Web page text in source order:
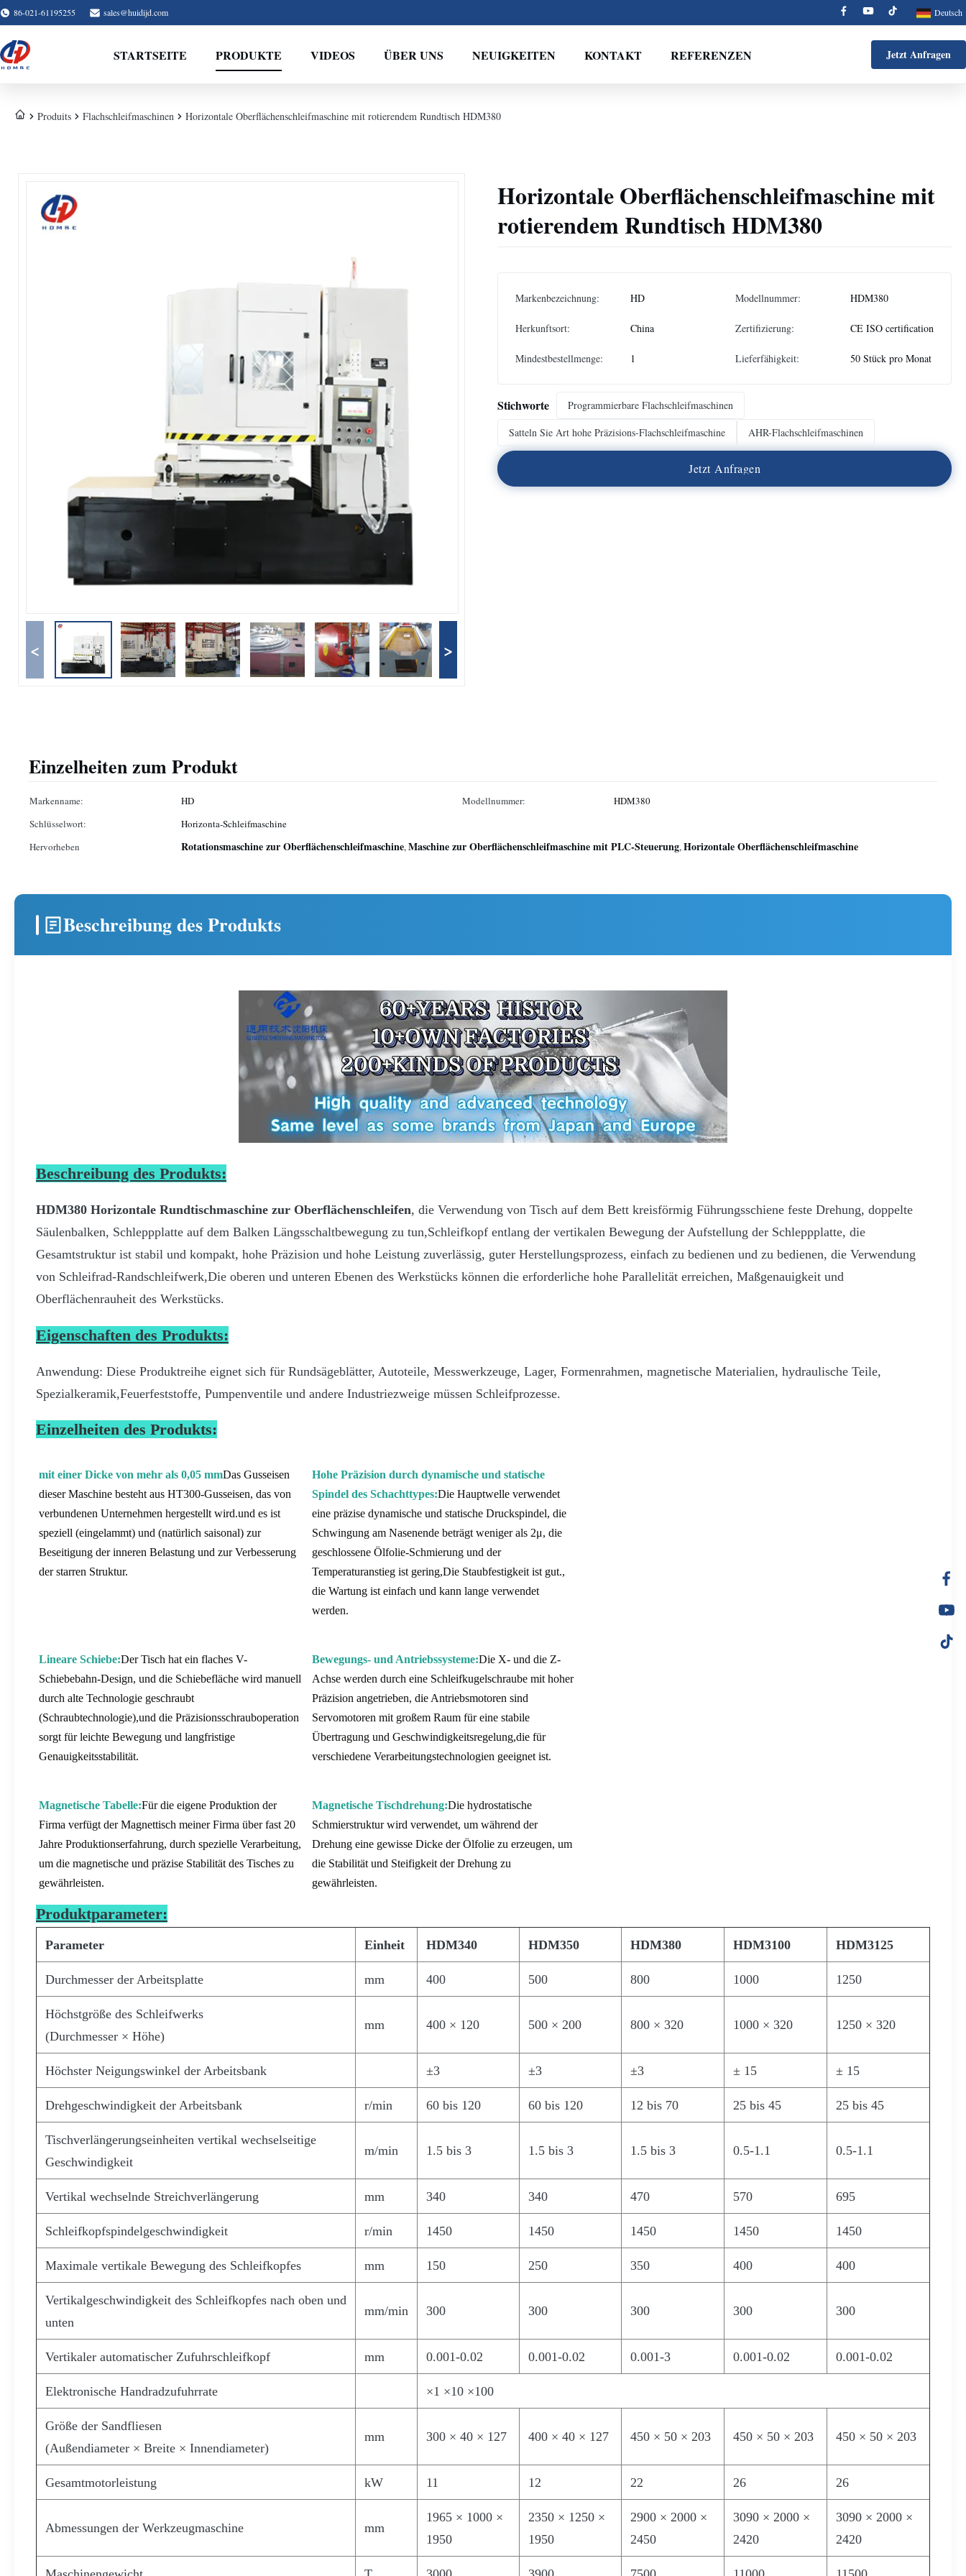
86-021-61195255 sales@huidijd.com Deutsch
STARTSEITE PRODUKTE VIDEOS ÜBER UNS NEUIGKEITEN KONTAKT REFERENZEN Jetzt Anfragen
Produits Flachschleifmaschinen Horizontale Oberflächenschleifmaschine mit rotierendem Rundtisch HDM380
< >
Horizontale Oberflächenschleifmaschine mit
rotierendem Rundtisch HDM380
Markenbezeichnung: HD Modellnummer: HDM380
Herkunftsort: China Zertifizierung: CE ISO certification
Mindestbestellmenge: 1 Lieferfähigkeit: 50 Stück pro Monat
Stichworte
Programmierbare Flachschleifmaschinen
Satteln Sie Art hohe Präzisions-Flachschleifmaschine
AHR-Flachschleifmaschinen
Jetzt Anfragen
Einzelheiten zum Produkt
Markenname: HD Modellnummer:
HDM380
Schlüsselwort:
Horizonta-Schleifmaschine
Hervorheben
Rotationsmaschine zur Oberflächenschleifmaschine,Maschine zur Oberflächenschleifmaschine mit PLC-Steuerung,Horizontale Oberflächenschleifmaschine
Beschreibung des Produkts
Beschreibung des Produkts:
HDM380 Horizontale Rundtischmaschine zur Oberflächenschleifen, die Verwendung von Tisch auf dem Bett kreisförmig Führungsschiene feste Drehung, doppelte
Säulenbalken, Schleppplatte auf dem Balken Längsschaltbewegung zu tun,Schleifkopf entlang der vertikalen Bewegung der Aufstellung der Schleppplatte, die
Gesamtstruktur ist stabil und kompakt, hohe Präzision und hohe Leistung zuverlässig, guter Herstellungsprozess, einfach zu bedienen und zu bedienen, die Verwendung
von Schleifrad-Randschleifwerk,Die oberen und unteren Ebenen des Werkstücks können die erforderliche hohe Parallelität erreichen, Maßgenauigkeit und
Oberflächenrauheit des Werkstücks.
Eigenschaften des Produkts:
Anwendung: Diese Produktreihe eignet sich für Rundsägeblätter, Autoteile, Messwerkzeuge, Lager, Formenrahmen, magnetische Materialien, hydraulische Teile,
Spezialkeramik,Feuerfeststoffe, Pumpenventile und andere Industriezweige müssen Schleifprozesse.
Einzelheiten des Produkts:
mit einer Dicke von mehr als 0,05 mmDas Gusseisen
dieser Maschine besteht aus HT300-Gusseisen, das von
verbundenen Unternehmen hergestellt wird.und es ist
speziell (eingelammt) und (natürlich saisonal) zur
Beseitigung der inneren Belastung und zur Verbesserung
der starren Struktur.
Hohe Präzision durch dynamische und statische
Spindel des Schachttypes:Die Hauptwelle verwendet
eine präzise dynamische und statische Druckspindel, die
Schwingung am Nasenende beträgt weniger als 2μ, die
geschlossene Ölfolie-Schmierung und der
Temperaturanstieg ist gering,Die Staubfestigkeit ist gut.,
die Wartung ist einfach und kann lange verwendet
werden.
Lineare Schiebe:Der Tisch hat ein flaches V-
Schiebebahn-Design, und die Schiebefläche wird manuell
durch alte Technologie geschraubt
(Schraubtechnologie),und die Präzisionsschrauboperation
sorgt für leichte Bewegung und langfristige
Genauigkeitsstabilität.
Bewegungs- und Antriebssysteme:Die X- und die Z-
Achse werden durch eine Schleifkugelschraube mit hoher
Präzision angetrieben, die Antriebsmotoren sind
Servomotoren mit großem Raum für eine stabile
Übertragung und Geschwindigkeitsregelung,die für
verschiedene Verarbeitungstechnologien geeignet ist.
Magnetische Tabelle:Für die eigene Produktion der
Firma verfügt der Magnettisch meiner Firma über fast 20
Jahre Produktionserfahrung, durch spezielle Verarbeitung,
um die magnetische und präzise Stabilität des Tisches zu
gewährleisten.
Magnetische Tischdrehung:Die hydrostatische
Schmierstruktur wird verwendet, um während der
Drehung eine gewisse Dicke der Ölfolie zu erzeugen, um
die Stabilität und Steifigkeit der Drehung zu
gewährleisten.
Produktparameter:
Parameter Einheit HDM340 HDM350 HDM380 HDM3100 HDM3125
Durchmesser der Arbeitsplatte mm 400 500 800 1000 1250
Höchstgröße des Schleifwerks
(Durchmesser × Höhe)
mm 400 × 120 500 × 200 800 × 320 1000 × 320 1250 × 320
Höchster Neigungswinkel der Arbeitsbank ±3 ±3 ±3 ± 15 ± 15
Drehgeschwindigkeit der Arbeitsbank r/min 60 bis 120 60 bis 120 12 bis 70 25 bis 45 25 bis 45
Tischverlängerungseinheiten vertikal wechselseitige
Geschwindigkeit
m/min 1.5 bis 3 1.5 bis 3 1.5 bis 3 0.5-1.1 0.5-1.1
Vertikal wechselnde Streichverlängerung mm 340 340 470 570 695
Schleifkopfspindelgeschwindigkeit r/min 1450 1450 1450 1450 1450
Maximale vertikale Bewegung des Schleifkopfes mm 150 250 350 400 400
Vertikalgeschwindigkeit des Schleifkopfes nach oben und
unten
mm/min 300 300 300 300 300
Vertikaler automatischer Zufuhrschleifkopf mm 0.001-0.02 0.001-0.02 0.001-3 0.001-0.02 0.001-0.02
Elektronische Handradzufuhrrate ×1 ×10 ×100
Größe der Sandfliesen
(Außendiameter × Breite × Innendiameter)
mm 300 × 40 × 127 400 × 40 × 127 450 × 50 × 203 450 × 50 × 203 450 × 50 × 203
Gesamtmotorleistung kW 11 12 22 26 26
Abmessungen der Werkzeugmaschine mm
1965 × 1000 ×
1950
2350 × 1250 ×
1950
2900 × 2000 ×
2450
3090 × 2000 ×
2420
3090 × 2000 ×
2420